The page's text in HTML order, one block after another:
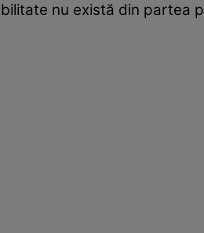
nu există din partea